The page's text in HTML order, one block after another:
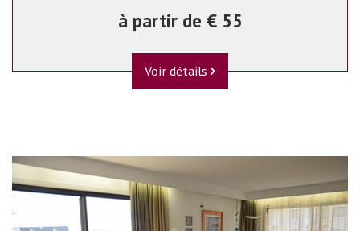
à partir de € 55
Voir détails